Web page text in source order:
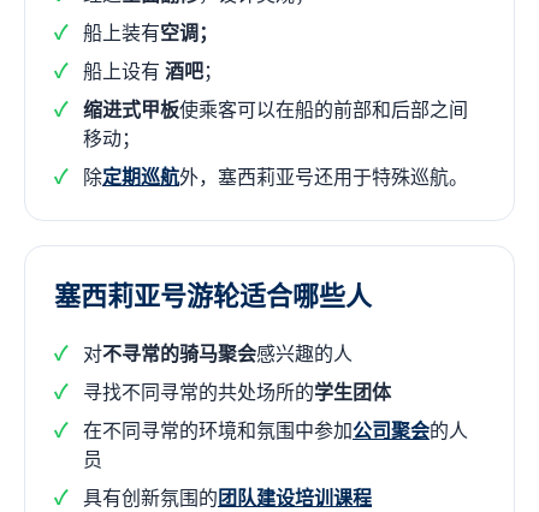
船上装有空调；
船上设有 酒吧；
缩进式甲板使乘客可以在船的前部和后部之间
移动；
除定期巡航外，塞西莉亚号还用于特殊巡航。
塞西莉亚号游轮适合哪些人
对不寻常的骑马聚会感兴趣的人
寻找不同寻常的共处场所的学生团体
在不同寻常的环境和氛围中参加公司聚会的人
员
具有创新氛围的团队建设培训课程